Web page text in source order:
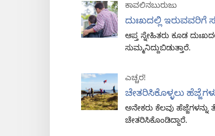
ಕಾವಲಿನಬುರುಜು
ದುಃಖದಲ್ಲಿ
ಆಪ್ತ ಸ್ನೇಹಿತರು ಕೂಡ
ಸುಮ್ಮನಿದ್ದುಬಿಡುತ್ತಾರೆ.
ಎಚ್ಚರ!
ಚೇತರಿಸಿಕೊಳ್ಳಲು
ಅನೇಕರು ಕೆಲವು
ಚೇತರಿಸಿಕೊಂಡಿದ್ದಾರೆ.